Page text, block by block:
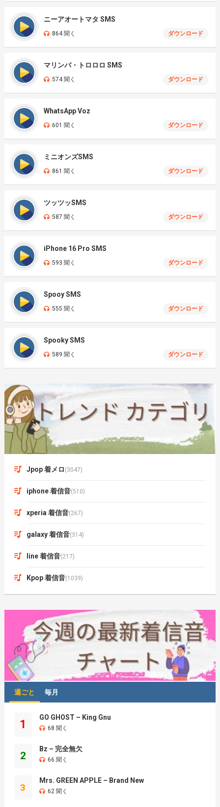
ニーアオートマタ SMS
864 聞く ダウンロード
マリンバ・トロロロ SMS
574 聞く ダウンロード
WhatsApp Voz
601 聞く ダウンロード
ミニオンズSMS
861 聞く ダウンロード
ツッツッSMS
587 聞く ダウンロード
iPhone 16 Pro SMS
593 聞く ダウンロード
Spooy SMS
555 聞く ダウンロード
Spooky SMS
589 聞く ダウンロード
Jpop 着メロ (3047)
iphone 着信音(510)
xperia 着信音(267)
galaxy 着信音(314)
line 着信音(217)
Kpop 着信音(1039)
週ごと 毎月
1
GO GHOST – King Gnu
68 聞く
2
Bz – 完全無欠
66 聞く
3
Mrs. GREEN APPLE – Brand New
62 聞く